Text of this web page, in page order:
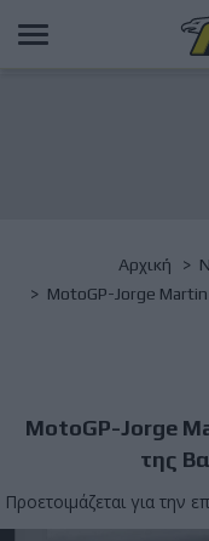
Παράκαμψη
προς
Αρχική
MotoGP-Jorge
MotoGP-Jorge
της
Προετοιμάζεται για την